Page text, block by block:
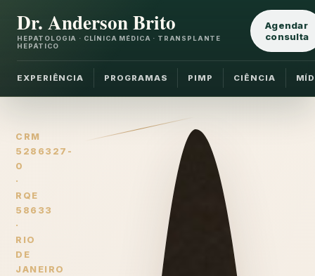
Dr. Anderson Brito
HEPATOLOGIA · CLÍNICA MÉDICA · TRANSPLANTE
HEPÁTICO
EXPERIÊNCIA PROGRAMAS PIMP CIÊNCIA
Agendar
consulta
CRM
5286327-
0
·
RQE
58633
·
RIO
DE
JANEIRO